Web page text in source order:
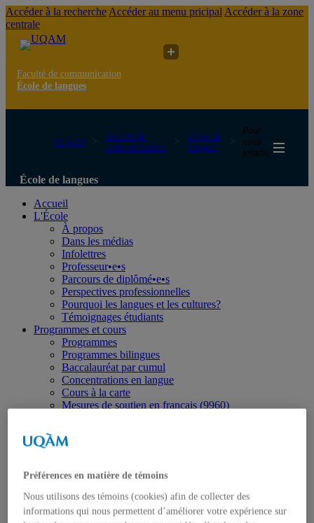
Accéder à la recherche Accéder au menu pricipal Accéder à la zone
centrale
Faculté de communication
École de langues
UQAM
Faculté de
communication
École de
langues
Pour
nous
joindre
École de langues
Accueil
L'École
À propos
Dans les médias
Infolettres
Professeur•e•s
Parcours de diplômé•e•s
Perspectives professionnelles
Pourquoi les langues et les cultures?
Témoignages étudiants
Programmes et cours
Programmes
Programmes bilingues
Baccalauréat par cumul
Concentrations en langue
Cours à la carte
Mesures de soutien en français (9960)
Stages
Langues
Allemand
Anglais
Arabe
Préférences en matière de témoins
Nous utilisons des témoins (cookies) afin de collecter des
informations qui nous permettent d’améliorer votre expérience sur